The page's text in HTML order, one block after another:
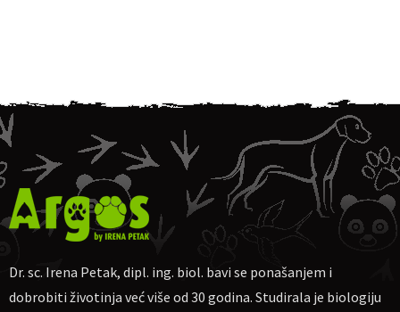
Dr. sc. Irena Petak, dipl. ing. biol. bavi se ponašanjem i
dobrobiti životinja već više od 30 godina. Studirala je biologiju